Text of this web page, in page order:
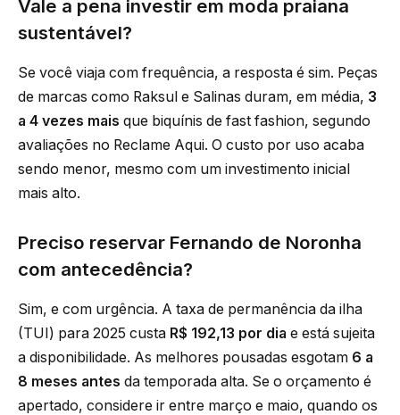
Vale a pena investir em moda praiana
sustentável?
Se você viaja com frequência, a resposta é sim. Peças
de marcas como Raksul e Salinas duram, em média, 3
a 4 vezes mais que biquínis de fast fashion, segundo
avaliações no Reclame Aqui. O custo por uso acaba
sendo menor, mesmo com um investimento inicial
mais alto.
Preciso reservar Fernando de Noronha
com antecedência?
Sim, e com urgência. A taxa de permanência da ilha
(TUI) para 2025 custa R$ 192,13 por dia e está sujeita
a disponibilidade. As melhores pousadas esgotam 6 a
8 meses antes da temporada alta. Se o orçamento é
apertado, considere ir entre março e maio, quando os